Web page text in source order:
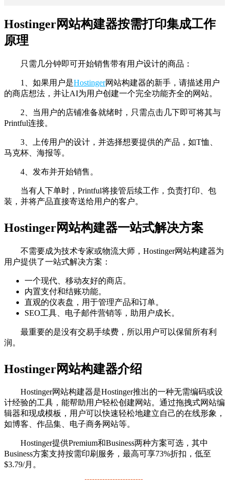
Hostinger网站构建器按需打印集成工作
原理
只需几分钟即可开始销售带有用户设计的商品：
1、如果用户是Hostinger网站构建器的新手，请描述用户
的商店想法，并让AI为用户创建一个完全功能齐全的网站。
2、当用户的店铺准备就绪时，只需点击几下即可将其与
Printful连接。
3、上传用户的设计，并选择想要提供的产品，如T恤、
马克杯、海报等。
4、发布并开始销售。
当有人下单时，Printful将接管后续工作，负责打印、包
装，并将产品直接寄送给用户的客户。
Hostinger网站构建器一站式解决方案
不需要成为技术专家或物流大师，Hostinger网站构建器为
用户提供了一站式解决方案：
一个现代、移动友好的商店。
内置支付和结账功能。
直观的仪表盘，用于管理产品和订单。
SEO工具、电子邮件营销等，助用户成长。
最重要的是没有交易手续费，所以用户可以保留所有利
润。
Hostinger网站构建器介绍
Hostinger网站构建器是Hostinger推出的一种无需编码或设
计经验的工具，能帮助用户轻松创建网站。通过拖拽式网站编
辑器和现成模板，用户可以快速轻松地建立自己的在线形象，
如博客、作品集、电子商务网站等。
Hostinger提供Premium和Business两种方案可选，其中
Business方案支持按需印刷服务，最高可享73%折扣，低至
$3.79/月。